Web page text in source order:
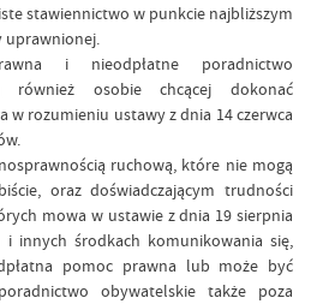
stawiennictwo w punkcie najbliższym
uprawnionej.
i nieodpłatne poradnictwo
również osobie chcącej dokonać
w rozumieniu ustawy z dnia 14 czerwca
ruchową, które nie mogą
oraz doświadczającym trudności
mowa w ustawie z dnia 19 sierpnia
innych środkach komunikowania się,
pomoc prawna lub może być
obywatelskie także poza